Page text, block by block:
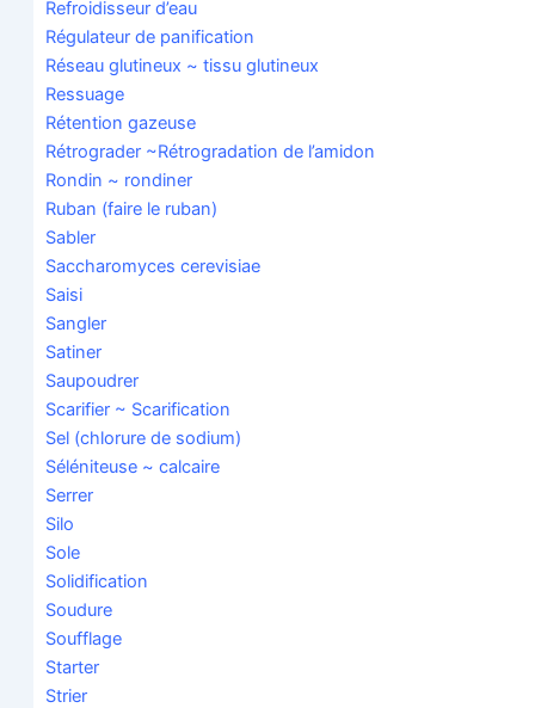
Refroi­dis­seur d’eau
Régu­la­teur de panification
Réseau glu­ti­neux ~ tis­su glutineux
Res­suage
Réten­tion gazeuse
Rétro­gra­der ~Rétro­gra­da­tion de l’amidon
Ron­din ~ rondiner
Ruban (faire le ruban)
Sabler
Sac­cha­ro­myces cerevisiae
Sai­si
San­gler
Sati­ner
Sau­pou­drer
Sca­ri­fier ~ Scarification
Sel (chlo­rure de sodium)
Sélé­ni­teuse ~ calcaire
Ser­rer
Silo
Sole
Soli­di­fi­ca­tion
Sou­dure
Souf­flage
Star­ter
Strier